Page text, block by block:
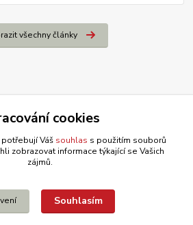
všechny články
cookies
Váš souhlas s použitím souborů
zobrazovat informace týkající se Vašich
zájmů.
Souhlasím